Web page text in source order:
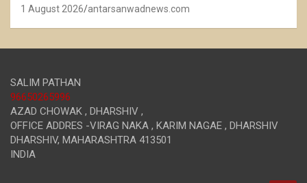
1 August 2026 antarsanwadnews.com
SALIM PATHAN
96650265996
AZAD CHOWAK , DHARSHIV ,
OFFICE ADDRES -VIRAG NAKA , KARIM NAGAE , DHARSHIV
DHARSHIV, MAHARASHTRA 413501
INDIA